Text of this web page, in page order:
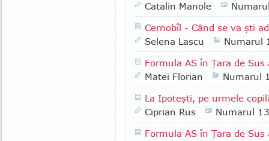
Catalin Manole
Cernobîl - Când se va şti
Selena Lascu
Numarul
Formula AS în Ţara de
Matei Florian
Numarul
La Ipoteşti, pe urmele
Ciprian Rus
Numarul
Formula AS în Ţara de